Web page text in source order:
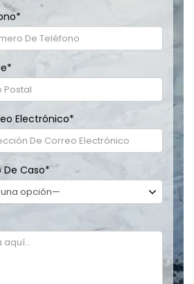
*
*
Electrónico*
De Caso*